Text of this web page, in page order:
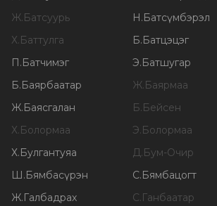
Ж.Батсуурь Н.Батсүмбэрэл
Х.Баттулга Б.Батцэцэг
П.Батчимэг Э.Батшугар
Б.Баярбаатар Ж.Баярмаа
Ж.Баясгалан Б.Бейсен
Х.Болормаа Э.Болормаа
Х.Булгантуяа Д.Бум-Очир
Ш.Бямбасүрэн С.Бямбацогт
Ж.Галбадрах С.Ганбаатар